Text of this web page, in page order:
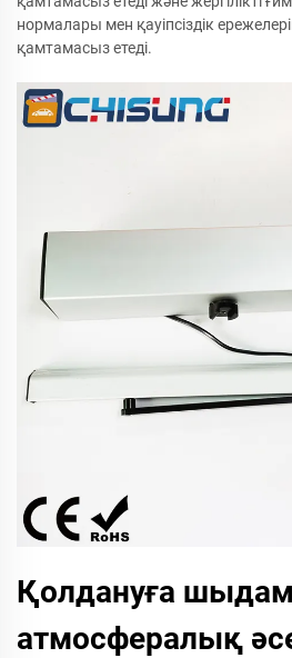
нормалары мен қауіпсіздік
қамтамасыз етеді.
Қолдануға
атмосфералық